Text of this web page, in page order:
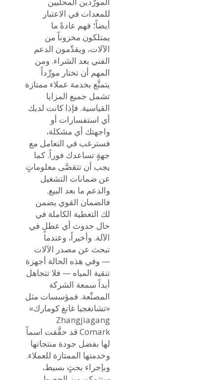
للمعدات في الاعتبار
أيضاً؛ فهم عادةً ما
يمتلكون مخزوناً من
الآلات، ويقدِّمون الدعم
الفني بعد الشراء. ومن
المهم أن تختار مورِّداً
يتمتَّع بخدمة عملاء ممتازة
تشمل جميع المزايا
القياسية. فإذا كانت لديك
أي استفسارات أو
واجهتك أي مشكلة،
فسترغب في التعامل مع
جهةٍ تساعدك فوراً. كما
يجب أن تتقصَّى معلوماتٍ
عن ضمانات التشغيل
والدعم ما بعد البيع.
فالضمان القوي يضمن
لك التغطية الكاملة في
حال حدوث أي عطلٍ في
الآلة. وأخيراً، وعندما
تبحث عن مصدر الآلات
— وفي هذه الحالة أجهزة
تنقية المياه — فلا تتجاهل
أبداً سمعة الشركة
المصنِّعة. فمؤسسات مثل
«تشانغجيا غانغ كومارك»
Zhangjiagang
Comark قد حقَّقت اسماً
لها بفضل جودة منتجاتها
وخدمتها الممتازة للعملاء.
وبإجراء بحثٍ بسيط،